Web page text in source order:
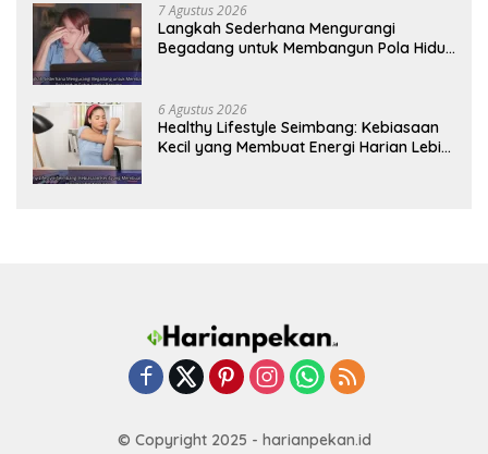
7 Agustus 2026
Langkah Sederhana Mengurangi
Begadang untuk Membangun Pola Hidup
6 Agustus 2026
Healthy Lifestyle Seimbang: Kebiasaan
Kecil yang Membuat Energi Harian Lebih
© Copyright 2025 - harianpekan.id